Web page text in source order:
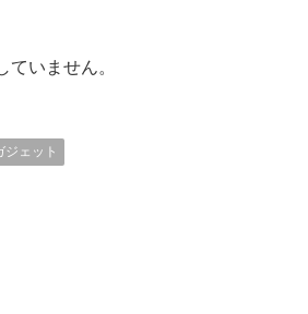
ていません。
ジェット